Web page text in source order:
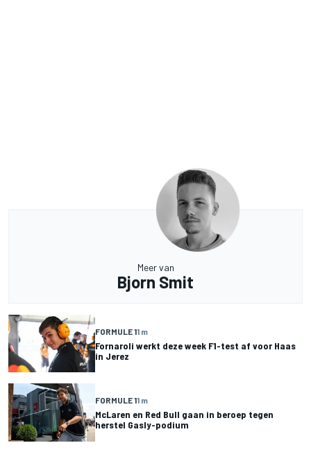
Meer van
Bjorn Smit
FORMULE 11 m
Fornaroli werkt deze week F1-test af voor Haas
in Jerez
FORMULE 11 m
McLaren en Red Bull gaan in beroep tegen
herstel Gasly-podium